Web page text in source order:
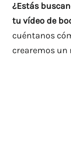
¿Estás
tu vídeo de
cuéntanos
crearemos un